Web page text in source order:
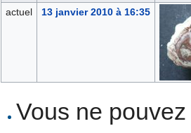
actuel
13 janvier 2010 à 16:35
Vous ne